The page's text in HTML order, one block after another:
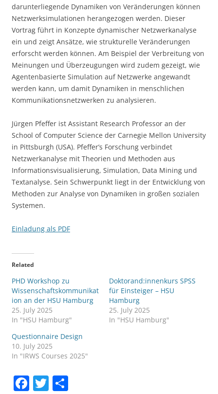
darunterliegende Dynamiken von Veränderungen können
Netzwerksimulationen herangezogen werden. Dieser
Vortrag führt in Konzepte dynamischer Netzwerkanalyse
ein und zeigt Ansätze, wie strukturelle Veränderungen
erforscht werden können. Am Beispiel der Verbreitung von
Meinungen und Überzeugungen wird zudem gezeigt, wie
Agentenbasierte Simulation auf Netzwerke angewandt
werden kann, um damit Dynamiken in menschlichen
Kommunikationsnetzwerken zu analysieren.
Jürgen Pfeffer ist Assistant Research Professor an der
School of Computer Science der Carnegie Mellon University
in Pittsburgh (USA). Pfeffer’s Forschung verbindet
Netzwerkanalyse mit Theorien und Methoden aus
Informationsvisualisierung, Simulation, Data Mining und
Textanalyse. Sein Schwerpunkt liegt in der Entwicklung von
Methoden zur Analyse von Dynamiken in großen sozialen
Systemen.
Einladung als PDF
Related
PHD Workshop zu
Wissenschaftskommunikat
ion an der HSU Hamburg
25. July 2025
In "HSU Hamburg"
Doktorand:innenkurs SPSS
für Einsteiger – HSU
Hamburg
25. July 2025
In "HSU Hamburg"
Questionnaire Design
10. July 2025
In "IRWS Courses 2025"
F T